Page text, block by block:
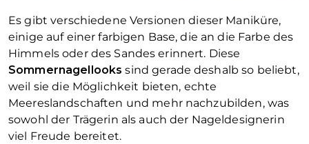
Es gibt verschiedene Versionen dieser Maniküre,
einige auf einer farbigen Base, die an die Farbe des
Himmels oder des Sandes erinnert. Diese
Sommernagellooks sind gerade deshalb so beliebt,
weil sie die Möglichkeit bieten, echte
Meereslandschaften und mehr nachzubilden, was
sowohl der Trägerin als auch der Nageldesignerin
viel Freude bereitet.